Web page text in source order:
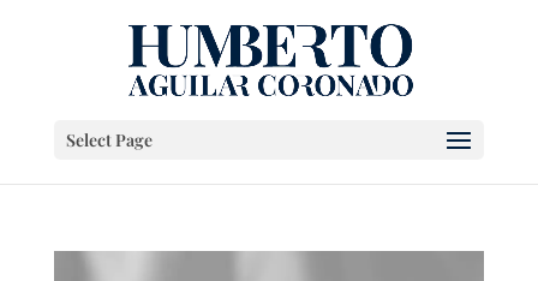
Select Page